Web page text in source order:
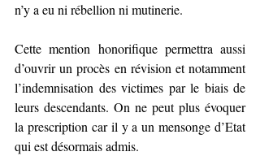
n’y a eu ni rébellion ni mutinerie.
Cette mention honorifique permettra aussi
d’ouvrir un procès en révision et notamment
l’indemnisation des victimes par le biais de
leurs descendants. On ne peut plus évoquer
la prescription car il y a un mensonge d’Etat
qui est désormais admis.